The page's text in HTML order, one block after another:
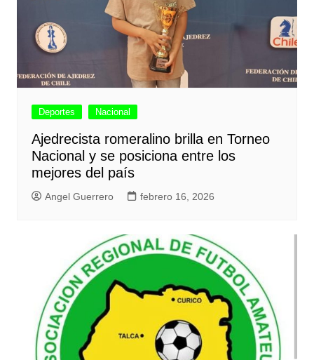
Deportes Nacional
Ajedrecista romeralino brilla en Torneo
Nacional y se posiciona entre los
mejores del país
Angel Guerrero febrero 16, 2026